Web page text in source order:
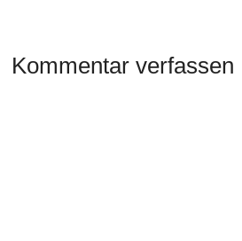
Kommentar verfassen